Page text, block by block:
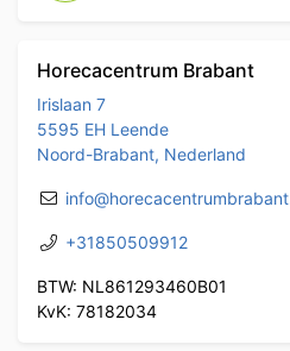
Horecacentrum Brabant
Irislaan 7
5595 EH Leende
Noord-Brabant, Nederland
+31850509912
BTW: NL861293460B01
KvK: 78182034